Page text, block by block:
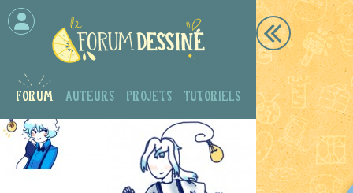
Forum Auteurs Projets Tutoriels